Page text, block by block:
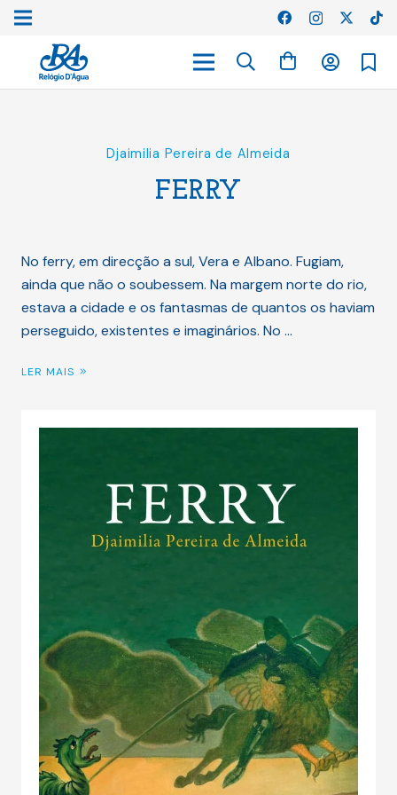
Djaimilia Pereira de Almeida
FERRY
No ferry, em direcção a sul, Vera e Albano. Fugiam,
ainda que não o soubessem. Na margem norte do rio,
estava a cidade e os fantasmas de quantos os haviam
perseguido, existentes e imaginários. No …
LER MAIS